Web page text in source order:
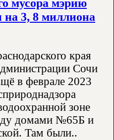
мусора мэрию
3, 8 миллиона
края
Сочи
в феврале 2023
зоне
домами №65Б и
Там были..